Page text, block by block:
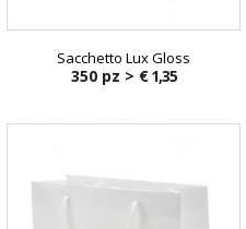
Sacchetto Lux Gloss
350 pz > € 1,35